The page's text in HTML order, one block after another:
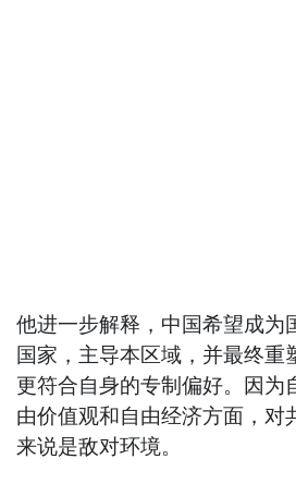
他进一步解释，中国希望成为
国家，主导本区域，并最终重
更符合自身的专制偏好。因为
由价值观和自由经济方面，对
来说是敌对环境。